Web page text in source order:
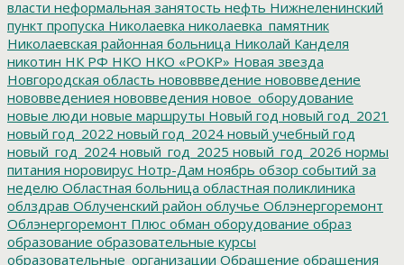
власти неформальная занятость нефть Нижнеленинский
пункт пропуска Николаевка николаевка_памятник
Николаевская районная больница Николай Канделя
никотин НК РФ НКО НКО «РОКР» Новая звезда
Новгородская область нововвведение нововведение
нововведениея нововведения новое_оборудование
новые люди новые маршруты Новый год новый год_2021
новый год_2022 новый год_2024 новый учебный год
новый_год_2024 новый_год_2025 новый_год_2026 нормы
питания норовирус Нотр-Дам ноябрь обзор событий за
неделю Областная больница областная поликлиника
облздрав Облученский район облучье Облэнергоремонт
Облэнергоремонт Плюс обман оборудование образ
образование образовательные курсы
образовательные_организации Обращение обращения